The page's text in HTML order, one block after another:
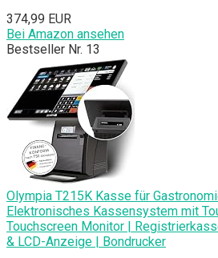
374,99 EUR
Bei Amazon ansehen
Bestseller Nr. 13
Olympia T215K Kasse für
Elektronisches Kassensystem mit
Touchscreen Monitor |
& LCD-Anzeige | Bondrucker